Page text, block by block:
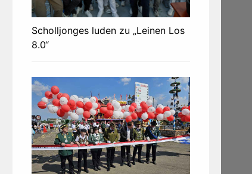
Scholljonges luden zu „Leinen Los
8.0“